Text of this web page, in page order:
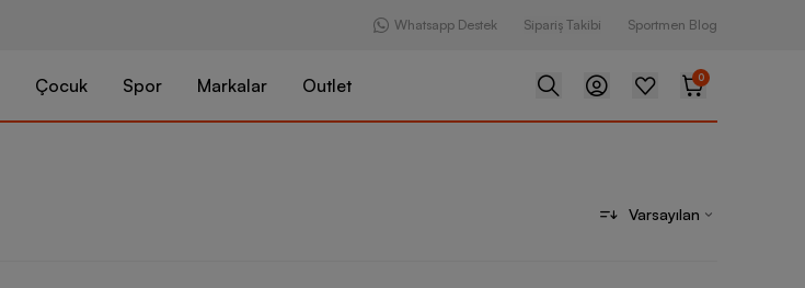
Whatsapp Destek Sipariş Takibi Sportmen Blog
Çocuk Spor Markalar Outlet 0
Varsayılan